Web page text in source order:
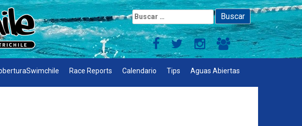
Buscar:
Race Reports Calendario Tips Aguas Abiertas